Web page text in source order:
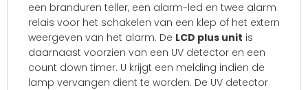
een branduren teller, een alarm-led en twee alarm
relais voor het schakelen van een klep of het extern
weergeven van het alarm. De LCD plus unit is
daarnaast voorzien van een UV detector en een
count down timer. U krijgt een melding indien de
lamp vervangen dient te worden. De UV detector